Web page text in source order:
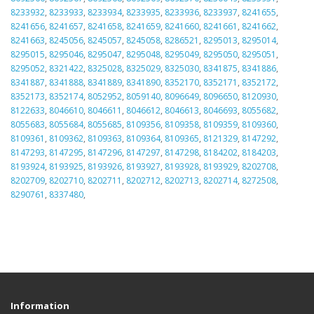
8233932, 8233933, 8233934, 8233935, 8233936, 8233937, 8241655,
8241656, 8241657, 8241658, 8241659, 8241660, 8241661 , 8241662,
8241663, 8245056, 8245057, 8245058, 8286521 , 8295013, 8295014,
8295015, 8295046, 8295047, 8295048, 8295049, 8295050, 8295051 ,
8295052, 8321422, 8325028, 8325029, 8325030, 8341875, 8341886,
8341887, 8341888, 8341889, 8341890, 8352170, 8352171 , 8352172,
8352173, 8352174, 8052952, 8059140, 8096649, 8096650, 8120930,
8122633, 8046610, 8046611 , 8046612, 8046613, 8046693, 8055682,
8055683, 8055684, 8055685, 8109356, 8109358, 8109359, 8109360,
8109361 , 8109362, 8109363, 8109364, 8109365, 8121329, 8147292,
8147293, 8147295, 8147296, 8147297, 8147298, 8184202, 8184203,
8193924, 8193925, 8193926, 8193927, 8193928, 8193929, 8202708,
8202709, 8202710, 8202711 , 8202712, 8202713, 8202714, 8272508,
8290761 , 8337480,
Information